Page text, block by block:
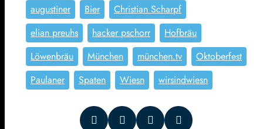
augustiner Bier
Christian Scharpf
elian preuhs
hacker pschorr
Hofbräu
Löwenbräu
München münchen.tv
Oktoberfest
Paulaner
Spaten Wiesn wirsindwiesn